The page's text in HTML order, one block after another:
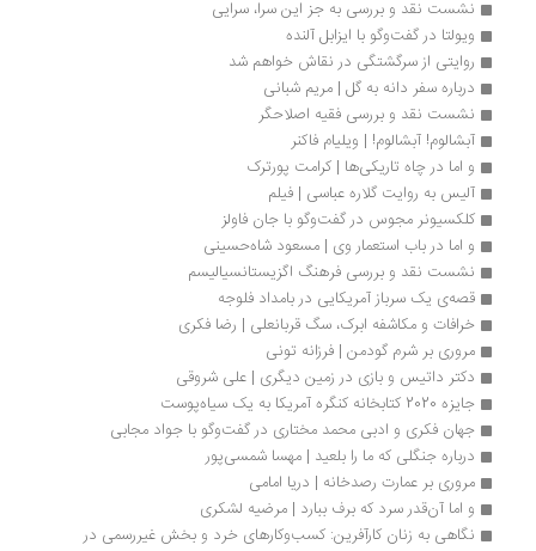
نشست نقد و بررسی به جز این سرا، سرایی
ویولتا در گفت‌وگو با ایزابل آلنده
روایتی از سرگشتگی در نقاش خواهم شد
درباره سفر دانه به گل | مریم شبانی
نشست نقد و بررسی فقیه اصلاحگر
آبشالوم! آبشالوم! | ویلیام فاکنر
و اما در چاه تاریکی‌ها | کرامت پورترک
آلیس به روایت گلاره عباسی | فیلم
کلکسیونر مجوس در گفت‌وگو با جان فاولز
و اما در باب استعمار وی | مسعود شاه‏‌حسینی
نشست نقد و بررسی فرهنگ اگزیستانسیالیسم
قصه‌ی یک سرباز آمریکایی در بامداد فلوجه
خرافات و مکاشفه ابرک، سگ قربانعلی | رضا فکری
مروری بر شرم گودمن | فرزانه تونی
دکتر داتیس و بازی در زمین دیگری | علی شروقی
جایزه 2020 کتابخانه کنگره آمریکا به یک سیاه‌پوست
جهان فکری و ادبی محمد مختاری در گفت‌وگو با جواد مجابی
درباره جنگلی که ما را بلعید | مهسا شمسی‌پور
مروری بر عمارت رصدخانه | دریا امامی
و اما آن‌قدر سرد که برف ببارد | مرضیه لشکری
نگاهی به زنان کارآفرین: کسب‌و‌کارهای خرد و بخش غیررسمی در